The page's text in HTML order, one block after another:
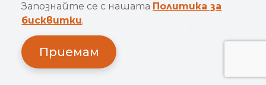
Запознайте се с нашата Политика за
бисквитки.
Приемам